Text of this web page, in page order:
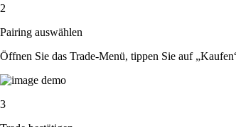
2
Pairing auswählen
Öffnen Sie das Trade-Menü, tippen Sie auf
3